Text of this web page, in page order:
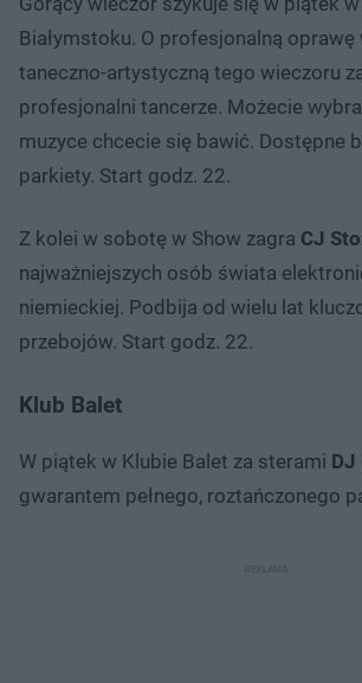
Białymstoku. O profesjonalną oprawę
taneczno-artystyczną tego wieczoru
profesjonalni tancerze. Możecie
muzyce chcecie się bawić. Dostępne
parkiety. Start godz. 22.
Z kolei w sobotę w Show zagra CJ
najważniejszych osób świata
niemieckiej. Podbija od wielu lat
przebojów. Start godz. 22.
Klub Balet
W piątek w Klubie Balet za sterami DJ
gwarantem pełnego, roztańczonego